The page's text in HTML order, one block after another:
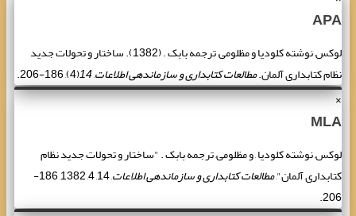
APA
لوکس, نوشته کلودیا و مظلومی, ترجمه بابک . (1382). ساختار و تحولات جدید
نظام کتابداری آلمان.مطالعات کتابداری و سازماندهی اطلاعات,
14
(4), 186-206.
×
MLA
لوکس, نوشته کلودیا , و مظلومی, ترجمه بابک . "ساختار و تحولات جدید نظام
کتابداری آلمان",مطالعات کتابداری و سازماندهی اطلاعات
, 14, 4, 1382, 186-
206.